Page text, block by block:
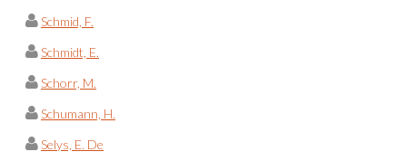
Schmid, F.
Schmidt, E.
Schorr, M.
Schumann, H.
Selys, E. De